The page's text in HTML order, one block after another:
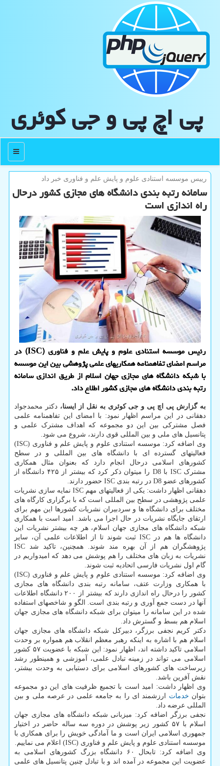
پی اچ پی و جی كوئری
منو
رییس موسسه استنادی علوم و پایش علم و فناوری خبر داد
سامانه رتبه بندی دانشگاه های مجازی کشور درحال
راه اندازی است
رئیس موسسه استنادی علوم و پایش علم و فناوری (ISC) در
مراسم امضای تفاهمنامه همکاریهای علمی پژوهشی بین این موسسه
با شبکه دانشگاه های مجازی جهان اسلام از طریق اندازی سامانه
رتبه بندی دانشگاه های مجازی کشور اطلاع داد.
به گزارش پی اچ پی و جی کوئری به نقل از ایسنا،دکتر محمدجواد
دهقانی در این مراسم اظهار نمود: با امضای این تفاهمنامه علمی
فصل مشترکی بین این دو مجموعه که اهداف مشترک علمی و
پتانسیل های ملی و بین المللی قوی دارند، شروع می شود.
وی اضافه کرد: موسسه استنادی علوم و پایش علم و فناوری (ISC)
فعالیتهای گسترده ای با دانشگاه های بین المللی و در سطح
کشورهای اسلامی درحال انجام دارد که بعنوان مثال همکاری
مشترک ISC با D8 را میتوان ذکر کرد که بیشتر از ۴۲۵ دانشگاه از
کشورهای عضو D8 در رتبه بندی ISC حضور دارند.
دهقانی اظهار داشت: یکی از فعالیتهای مهم ISC نمایه سازی نشریات
علمی پژوهشی در سطح بین المللی است که با برگزاری کارگاه های
مختلف برای دانشگاه ها و سردبیران نشریات کشورها این مهم برای
ارتقای جایگاه نشریات در حال اجرا می باشد. امید است با همکاری
شبکه دانشگاه های مجازی جهان اسلام، هر چه بیشتر نشریات این
دانشگاه ها هم در ISC ثبت شوند تا از اطلاعات علمی آن، سایر
پژوهشگران هم از آن بهره مند شوند. همچنین، تاکید شد ISC
نشریات به زبان های مختلف را هم پوشش می دهد که امیدواریم در
گام اول نشریات فارسی اتحادیه ثبت شوند.
وی اضافه کرد: موسسه استنادی علوم و پایش علم و فناوری (ISC)
با همکاری وزارت عتف، سامانه رتبه بندی دانشگاه های مجازی
کشور را درحال راه اندازی دارند که بیشتر از ۲۰۰ دانشگاه اطلاعات
آنها در دست جمع آوری و رتبه بندی است. الگو و شاخصهای استفاده
شده در این سامانه را میتوان برای شبکه دانشگاه های مجازی جهان
اسلام هم بسط و گسترش داد.
دکتر کریم نجفی برزگر، دبیرکل شبکه دانشگاه های مجازی جهان
اسلام هم با اشاره به اینکه رهبر معظم انقلاب هم همواره بر وحدت
اسلامی تاکید داشته اند، اظهار نمود: این شبکه با عضویت ۵۷ کشور
اسلامی می تواند در زمینه تبادل علمی، آموزشی و همینطور رشد
زیرساخت های کشورهای اسلامی برای دستیابی به وحدت بیشتر،
نقش آفرین باشد.
وی اظهار داشت: امید است با تجمیع ظرفیت های این دو مجموعه
بتوان خدمات ارزشمند ای را به جامعه علمی در عرصه ملی و بین
المللی عرضه داد.
نجفی برزگر اضافه کرد: میزبانی شبکه دانشگاه های مجازی جهان
اسلام با ۵۷ کشور زیر پوشش در دوره سه ساله حاضر در اختیار
جمهوری اسلامی ایران است و ما آمادگی خویش را برای همکاری با
موسسه استنادی علوم و پایش علم و فناوری (ISC) اعلام می نماییم.
وی اضافه کرد: تابحال ۶۰ دانشگاه بزرگ کشورهای اسلامی به
عضویت این مجموعه در آمده اند و با تبادل چنین پتانسیل های علمی